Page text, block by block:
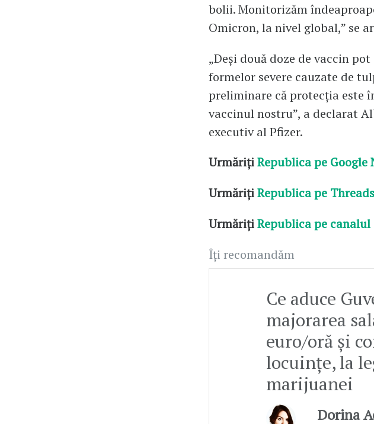
bolii. Monitorizăm
Omicron, la nivel global,” se
„Deși două doze de vaccin
formelor severe cauzate de
preliminare că protecția este
vaccinul nostru”, a declarat
executiv al Pfizer.
UrmărițiRepublica pe Google
UrmărițiRepublica pe Threads
UrmărițiRepublica pe
Îți recomandăm
Ce aduce
majorarea
euro/oră și
locuințe, la
marijuanei
Dorina